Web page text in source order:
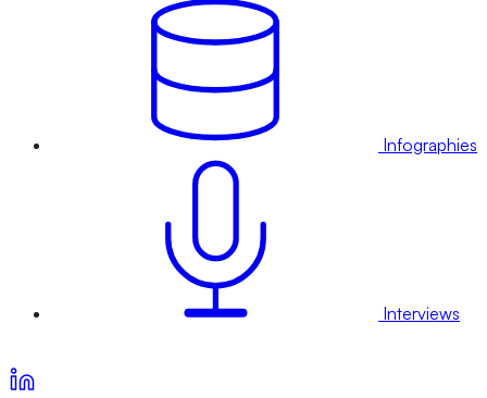
Infographies
Interviews